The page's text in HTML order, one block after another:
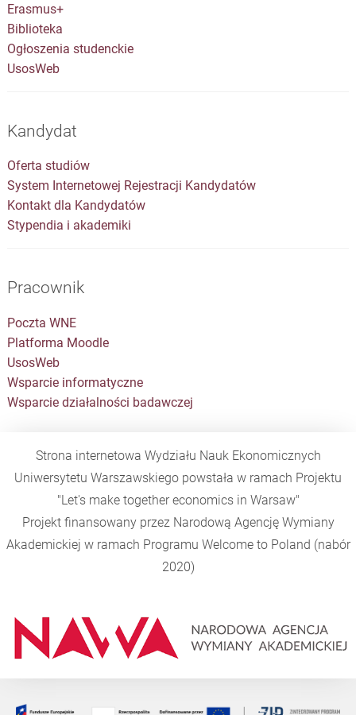
Erasmus+
Biblioteka
Ogłoszenia studenckie
UsosWeb
Kandydat
Oferta studiów
System Internetowej Rejestracji Kandydatów
Kontakt dla Kandydatów
Stypendia i akademiki
Pracownik
Poczta WNE
Platforma Moodle
UsosWeb
Wsparcie informatyczne
Wsparcie działalności badawczej
Strona internetowa Wydziału Nauk Ekonomicznych
Uniwersytetu Warszawskiego powstała w ramach Projektu
"Let's make together economics in Warsaw"
Projekt finansowany przez Narodową Agencję Wymiany
Akademickiej w ramach Programu Welcome to Poland (nabór
2020)